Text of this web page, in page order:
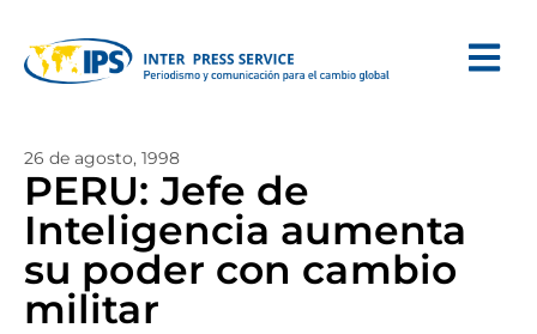
26 de agosto, 1998
PERU: Jefe de
Inteligencia aumenta
su poder con cambio
militar